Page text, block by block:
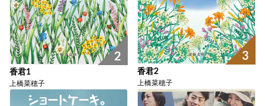
2
香君1
上橋菜穂子
3
香君2
上橋菜穂子